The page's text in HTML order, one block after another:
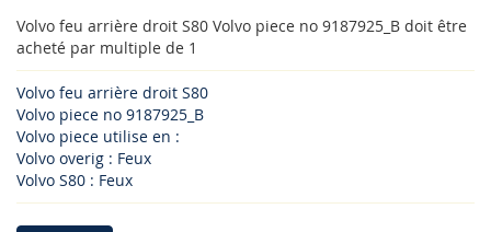
Volvo feu arrière droit S80 Volvo piece no 9187925_B doit être
acheté par multiple de 1
Volvo feu arrière droit S80
Volvo piece no 9187925_B
Volvo piece utilise en :
Volvo overig : Feux
Volvo S80 : Feux